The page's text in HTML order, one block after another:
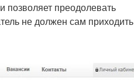
позволяет преодолевать
не должен сам приходить